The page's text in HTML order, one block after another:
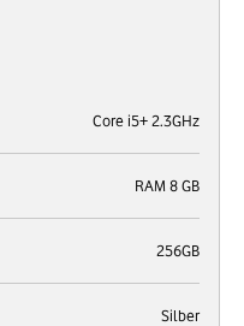
Core i5+ 2.3GHz
RAM 8 GB
256GB
Silber